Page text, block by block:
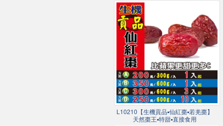
L10210【生機貢品▪仙紅棗▪若羌棗】
天然棗王▪特甜▪直接食用